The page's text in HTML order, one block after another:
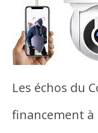
Les échos du
financement